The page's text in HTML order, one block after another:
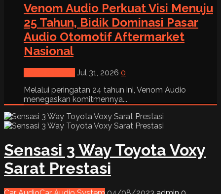
Venom Audio Perkuat Visi Menuju
25 Tahun, Bidik Dominasi Pasar
Audio Otomotif Aftermarket
Nasional
Jul 31, 2026 0
Melalui peringatan 24 tahun ini, Venom Audio
menegaskan komitmennya...
Sensasi 3 Way Toyota Voxy
Sarat Prestasi